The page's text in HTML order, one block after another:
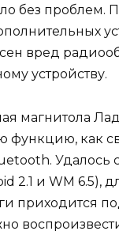
без проблем.
вред
устройству.
магнитола
функцию, как
Удалось
2.1 и WM 6.5),
приходится